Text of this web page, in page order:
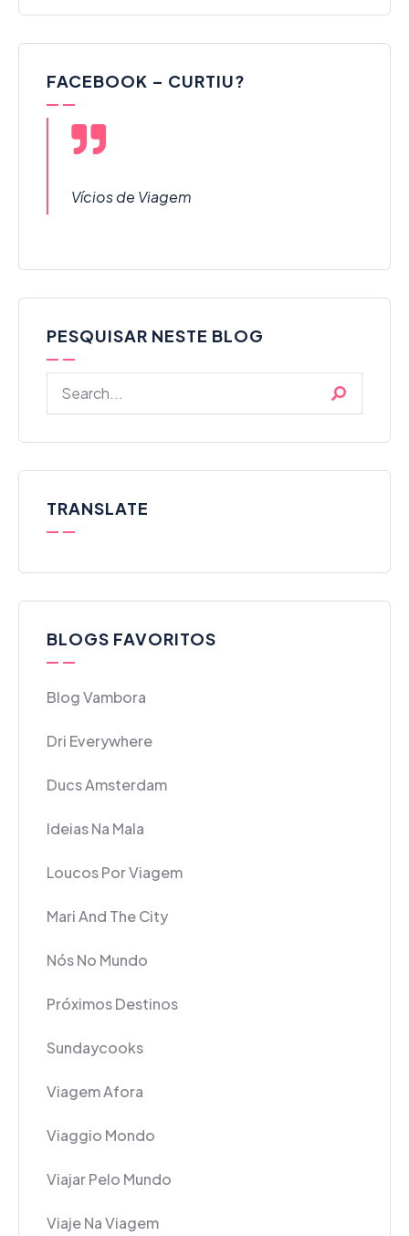
FACEBOOK – CURTIU?
Vícios de Viagem
PESQUISAR NESTE BLOG
TRANSLATE
BLOGS FAVORITOS
Blog Vambora
Dri Everywhere
Ducs Amsterdam
Ideias Na Mala
Loucos Por Viagem
Mari And The City
Nós No Mundo
Próximos Destinos
Sundaycooks
Viagem Afora
Viaggio Mondo
Viajar Pelo Mundo
Viaje Na Viagem